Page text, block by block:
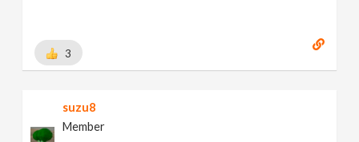
3
suzu8
Member